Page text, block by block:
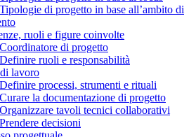
di progetto in base all’ambito di
ruoli e figure coinvolte
di progetto
ruoli e responsabilità
lavoro
processi, strumenti e rituali
la documentazione di progetto
tavoli tecnici collaborativi
decisioni